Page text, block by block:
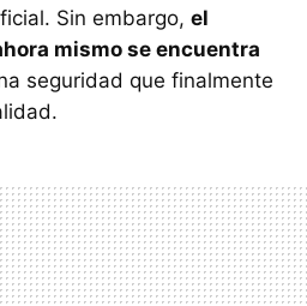
Sin embargo, el
mismo se encuentra
seguridad que finalmente